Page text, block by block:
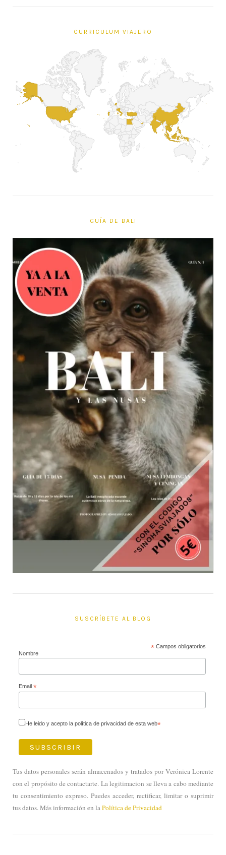
CURRICULUM VIAJERO
GUÍA DE BALI
SUSCRÍBETE AL BLOG
*Campos obligatorios
Nombre
Email *
He leido y acepto la política de privacidad de esta web*
Tus datos personales serán almacenados y tratados por Verónica Lorente
con el propósito de contactarte. La legitimacion se lleva a cabo mediante
tu consentimiento expreso. Puedes acceder, rectificar, limitar o suprimir
tus datos. Más información en laPolítica de Privacidad